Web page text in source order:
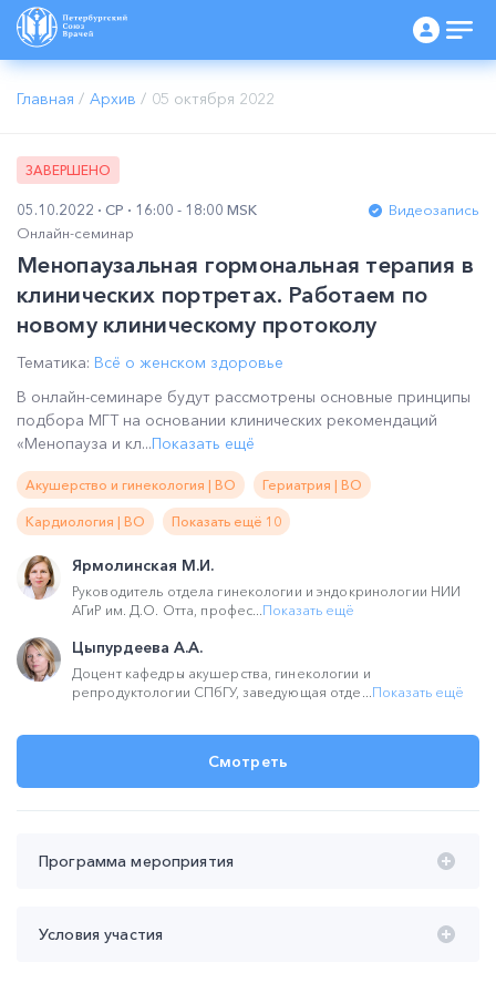
Главная / Архив / 05 октября 2022
ЗАВЕРШЕНО
05.10.2022 СР 16:00 - 18:00 MSK
Видеозапись
Онлайн-семинар
Менопаузальная гормональная терапия в
клинических портретах. Работаем по
новому клиническому протоколу
Тематика: Всё о женском здоровье
В онлайн-семинаре будут рассмотрены основные принципы
подбора МГТ на основании клинических рекомендаций
«Менопауза и кл...Показать ещё
Акушерство и гинекология | ВО Гериатрия | ВО
Кардиология | ВО Показать ещё 10
Ярмолинская М.И.
Руководитель отдела гинекологии и эндокринологии НИИ
АГиР им. Д.О. Отта, профес...Показать ещё
Цыпурдеева А.А.
Доцент кафедры акушерства, гинекологии и
репродуктологии СПбГУ, заведующая отде...Показать ещё
Смотреть
Программа мероприятия
Условия участия